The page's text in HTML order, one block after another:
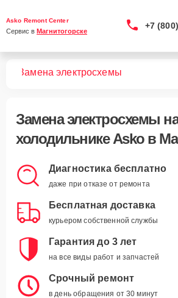
Asko Remont Center
Сервис в Магнитогорске
+7
Замена электросхемы
Замена электросхемы на
холодильнике Asko в
Диагностика бесплатно
даже при отказе от ремонта
Бесплатная доставка
курьером собственной службы
Гарантия до 3 лет
на все виды работ и запчастей
Срочный ремонт
в день обращения от 30 минут